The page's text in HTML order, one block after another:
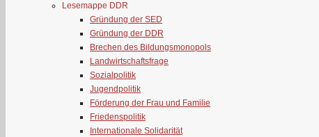
Lesemappe DDR
Gründung der SED
Gründung der DDR
Brechen des Bildungsmonopols
Landwirtschaftsfrage
Sozialpolitik
Jugendpolitik
Förderung der Frau und Familie
Friedenspolitik
Internationale Solidarität